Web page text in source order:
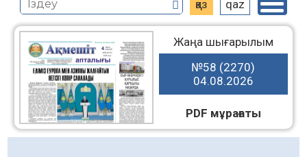
қаз qaz
Жаңа шығарылым
№58 (2270)
04.08.2026
PDF мұрағаты